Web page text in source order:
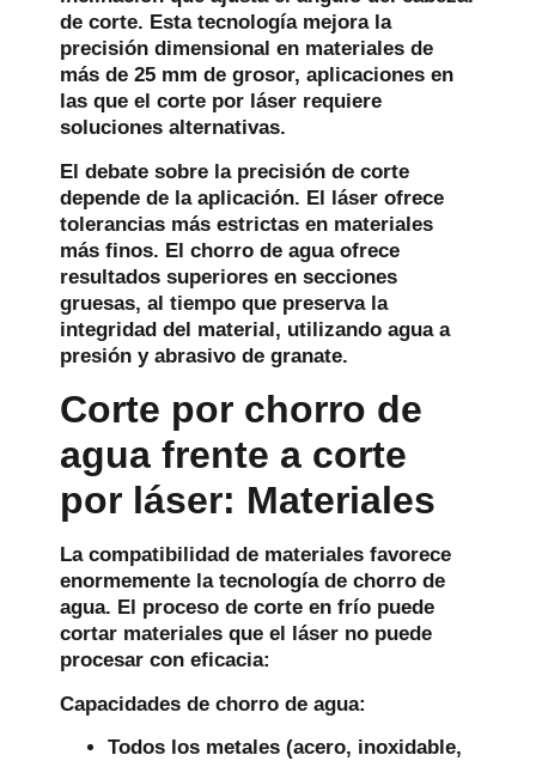
de corte. Esta tecnología mejora la
precisión dimensional en materiales de
más de 25 mm de grosor, aplicaciones en
las que el corte por láser requiere
soluciones alternativas.
El debate sobre la precisión de corte
depende de la aplicación. El láser ofrece
tolerancias más estrictas en materiales
más finos. El chorro de agua ofrece
resultados superiores en secciones
gruesas, al tiempo que preserva la
integridad del material, utilizando agua a
presión y abrasivo de granate.
Corte por chorro de
agua frente a corte
por láser: Materiales
La compatibilidad de materiales favorece
enormemente la tecnología de chorro de
agua. El proceso de corte en frío puede
cortar materiales que el láser no puede
procesar con eficacia:
Capacidades de chorro de agua:
Todos los metales (acero, inoxidable,